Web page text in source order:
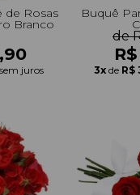
de Rosas
Branco
sem juros
Buquê
de
3x de R$